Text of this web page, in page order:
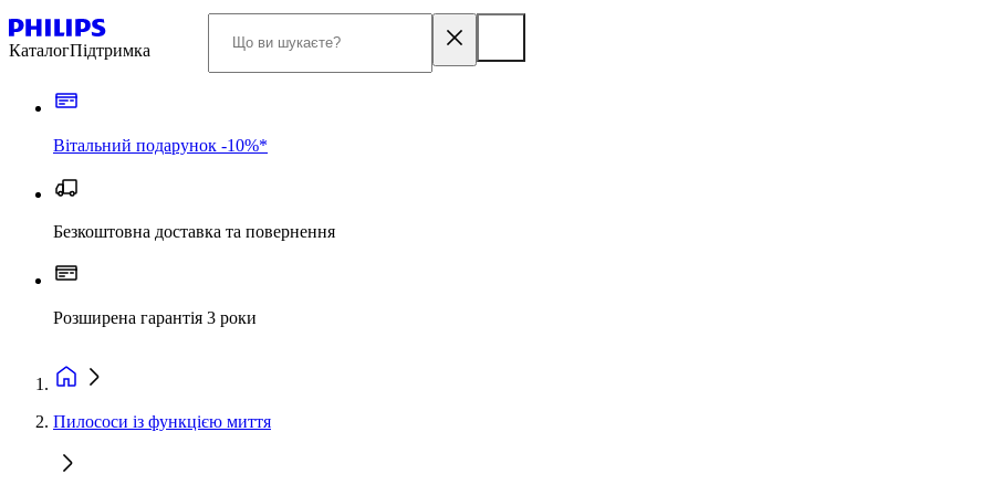
КаталогПідтримка
Вітальний подарунок -10%*
Безкоштовна доставка та повернення
Розширена гарантія 3 роки
Пилососи із функцією миття